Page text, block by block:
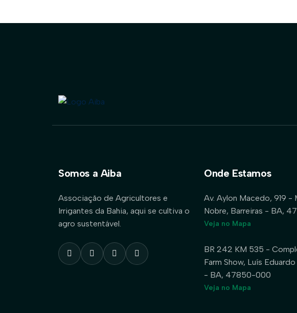
Somos a Aiba
Associação de Agricultores e
Irrigantes da Bahia, aqui se cultiva o
agro sustentável.
Onde Estamos
Av. Aylon Macedo, 919 -
Nobre, Barreiras - BA,
Veja no Mapa
BR 242 KM 535 -
Farm Show, Luís
- BA, 47850-000
Veja no Mapa